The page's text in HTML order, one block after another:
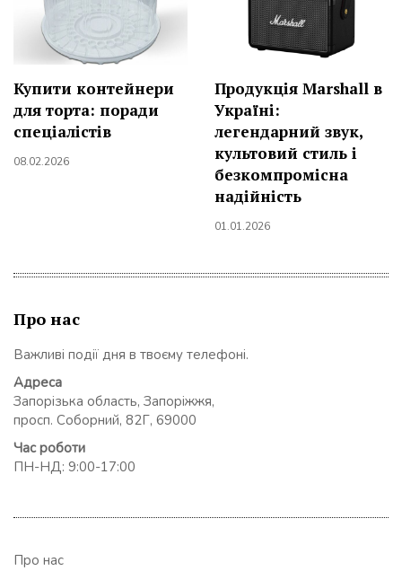
Купити контейнери
для торта: поради
спеціалістів
08.02.2026
Продукція Marshall в
Україні:
легендарний звук,
культовий стиль і
безкомпромісна
надійність
01.01.2026
Про нас
Важливі події дня в твоєму телефоні.
Адреса
Запорізька область, Запоріжжя,
просп. Соборний, 82Г, 69000
Час роботи
ПН-НД: 9:00-17:00
Про нас